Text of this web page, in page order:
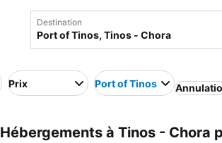
Destination
Prix Port of Tinos
Hébergements à Tinos - Chora